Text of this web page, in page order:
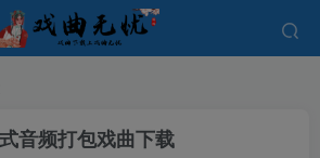
音频打包戏曲下载